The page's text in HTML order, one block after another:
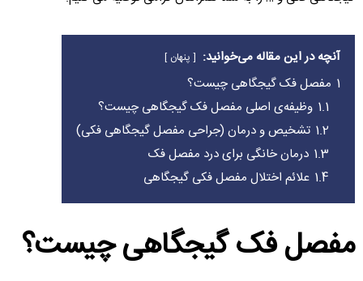
آنچه در این مقاله می‌خوانید: پنهان
1 مفصل فک گیجگاهی چیست؟
1.1 وظیفه‌ی اصلی مفصل فک گیجگاهی چیست؟
1.2 تشخیص و درمان (جراحی مفصل گیجگاهی فکی)
1.3 درمان خانگی برای درد مفصل فک
1.4 علائم اختلال مفصل فکی گیجگاهی
مفصل فک گیجگاهی چیست؟